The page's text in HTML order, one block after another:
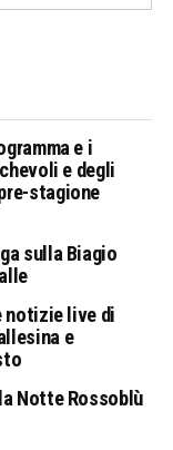
e i
e degli
stagione
sulla Biagio
notizie live di
e
Notte Rossoblù